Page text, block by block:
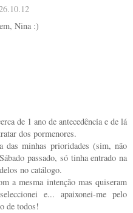
Nina :)
de 1 ano de antecedência e de lá
dos pormenores.
das minhas prioridades (sim, não
passado, só tinha entrado na
no catálogo.
a mesma intenção mas quiseram
e... apaixonei-me pelo
de todos!